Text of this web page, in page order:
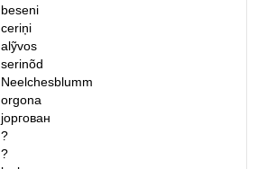
beseni
ceriņi
alỹvos
serinõd
Neelchesblumm
orgona
јоргован
?
?